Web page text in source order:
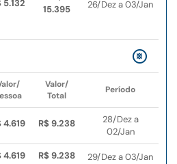
5.132
15.395
26/Dez a 03/Jan
Valor/
Total
Período
4.619 R$ 9.238
28/Dez a
02/Jan
4.619 R$ 9.238 29/Dez a 03/Jan